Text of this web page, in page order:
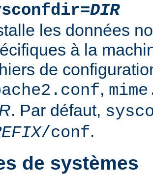
DIR
les données
à la
de
,
. Par défaut,
/conf.
de systèmes